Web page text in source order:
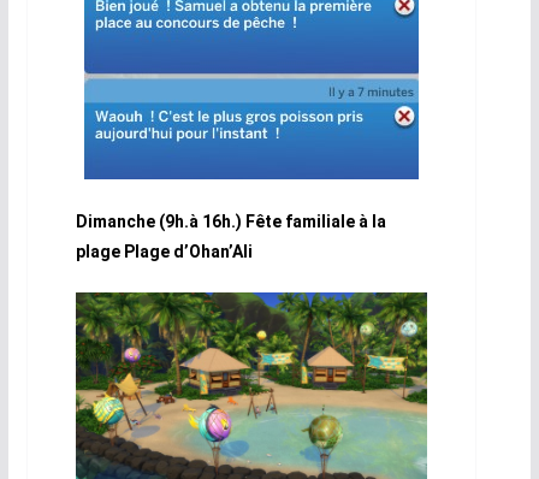
Dimanche (9h.à 16h.) Fête familiale à la
plage Plage d’Ohan’Ali